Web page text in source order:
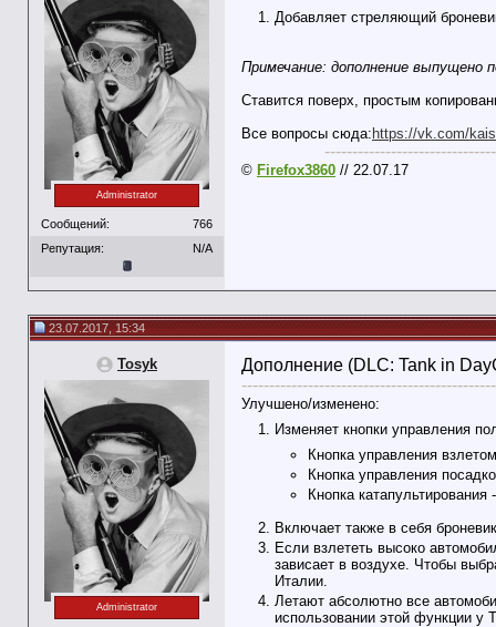
Administrator
Сообщений:
766
Репутация:
N/A
Добавляет стреляющий
Примечание: дополнение выпущено
Ставится поверх, простым
Все вопросы сюда: https://vk.com/
© Firefox3860 // 22.07.17
23.07.2017, 15:34
Tosyk
Administrator
Дополнение (DLC: Tank in
Улучшено/изменено:
Изменяет кнопки управления
Кнопка управления
Кнопка управления
Кнопка
Включает также в себя
Если взлететь высоко
зависает в воздухе. Чтобы
Италии.
Летают абсолютно все
использовании этой функции у